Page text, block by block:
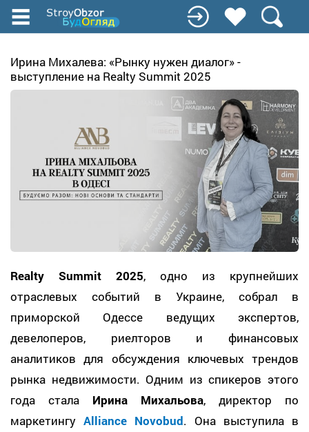
Перейти
содержанию
Ирина Михалева: «Рынку нужен диалог» -
выступление на Realty Summit 2025
Realty Summit 2025, одно из крупнейших
отраслевых событий в Украине, собрал в
приморской Одессе ведущих экспертов,
девелоперов, риелторов и финансовых
аналитиков для обсуждения ключевых трендов
рынка недвижимости. Одним из спикеров этого
года стала Ирина Михальова, директор по
маркетингу Alliance Novobud. Она выступила в